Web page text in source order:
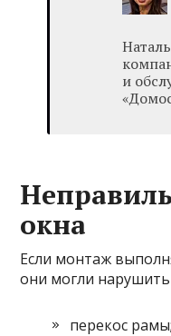
и
окна
Если монтаж
они могли
перекос рамы;